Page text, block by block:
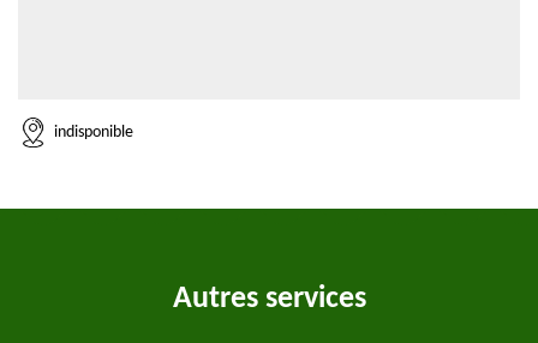
indisponible
Autres services